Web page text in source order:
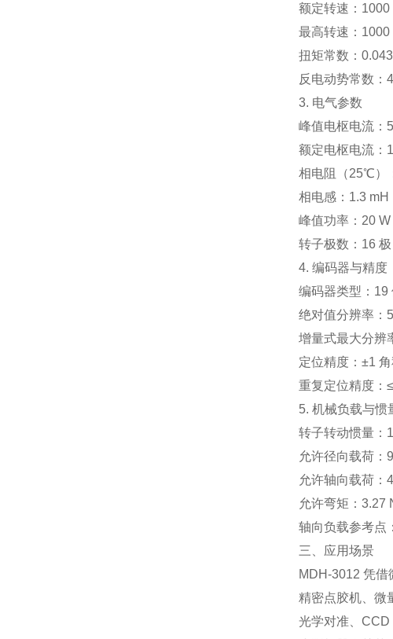
额定转速：1000
最高转速：1000
扭矩常数：
反电动势常数：
3. 电气参数
峰值电枢电流：
额定电枢电流：
相电阻（25℃）
相电感：1.3 mH
峰值功率：20 W
转子极数：16 极
4. 编码器与精度
编码器类型：19
绝对值分辨率：
增量式最大分辨
定位精度：±1
重复定位精度：
5. 机械负载与惯
转子转动惯量：
允许径向载荷：
允许轴向载荷：
允许弯矩：3.27
轴向负载参考点
三、应用场景
MDH-3012 凭借
精密点胶机、微
光学对准、CCD